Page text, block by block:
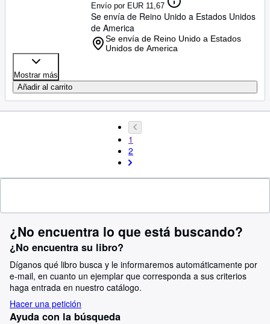
Envío por EUR 11,67
Se envía de Reino Unido a Estados Unidos
de America
Se envía de Reino Unido a Estados
Unidos de America
Mostrar más
Añadir al carrito
1
2
¿No encuentra lo que está buscando?
¿No encuentra su libro?
Díganos qué libro busca y le informaremos automáticamente por
e-mail, en cuanto un ejemplar que corresponda a sus criterios
haga entrada en nuestro catálogo.
Hacer una petición
Ayuda con la búsqueda